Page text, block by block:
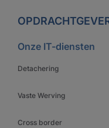
Onze IT-diensten
Detachering
Vaste Werving
Cross border